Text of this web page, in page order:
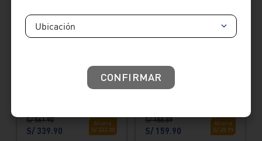
Envío Gratis
Monocomando Para
S/ 561.90
S/ 339.90
Ahorra
S/ 222. 00
Envío Express
Llave para lavatorio
S/ 188.89
S/ 159.90
Ahorra
S/ 28. 99
Ubicación
CONFIRMAR